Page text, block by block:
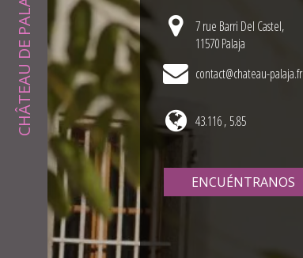
CHÂTEAU DE PALAJA
7 rue Barri Del Castel,
11570 Palaja
contact@chateau-palaja.fr
43.116 , 5.85
ENCUÉNTRANOS